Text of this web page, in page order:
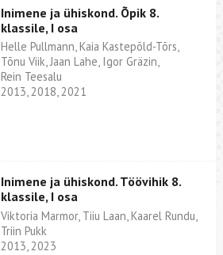
Inimene ja ühiskond. Õpik 8.
klassile, I osa
Helle Pullmann, Kaia Kastepõld-Tõrs,
Tõnu Viik, Jaan Lahe, Igor Gräzin,
Rein Teesalu
2013, 2018, 2021
Inimene ja ühiskond. Töövihik 8.
klassile, I osa
Viktoria Marmor, Tiiu Laan, Kaarel Rundu,
Triin Pukk
2013, 2023